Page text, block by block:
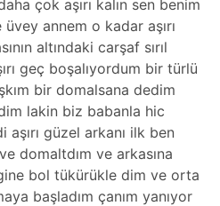
çok aşırı kalın sen benim
annem o kadar aşırı
altındaki carşaf sırıl
geç boşalıyordum bir türlü
bir domalsana dedim
lakin biz babanla hic
güzel arkanı ilk ben
domaltdım ve arkasına
bol tükürükle dim ve orta
başladım çanım yanıyor